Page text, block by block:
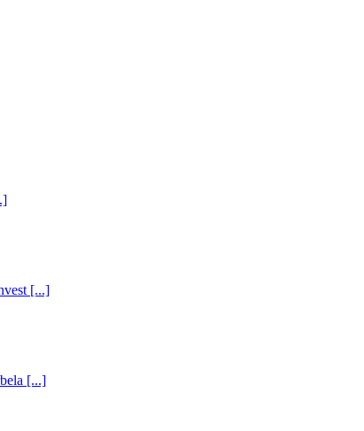
[...]
[...]